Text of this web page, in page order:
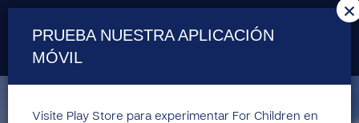
×
PRUEBA NUESTRA APLICACIÓN
MÓVIL
Visite Play Store para experimentar For Children en